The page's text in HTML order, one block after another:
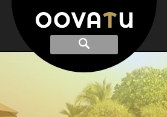
Afficher
recherche
Recherche